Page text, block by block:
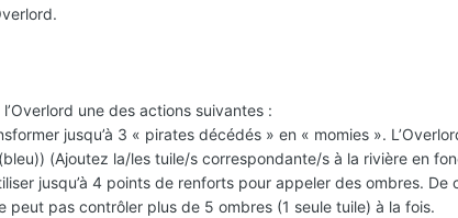
une des actions suivantes :
jusqu’à 3 « pirates décédés » en « momies ».
(Ajoutez la/les tuile/s correspondante/s à la rivière en
jusqu’à 4 points de renforts pour appeler des ombres.
peut pas contrôler plus de 5 ombres (1 seule tuile) à la fois.